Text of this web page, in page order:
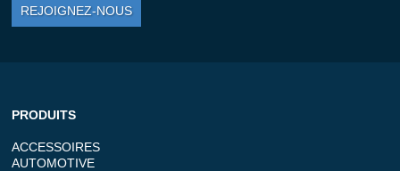
REJOIGNEZ-NOUS
PRODUITS
ACCESSOIRES
AUTOMOTIVE